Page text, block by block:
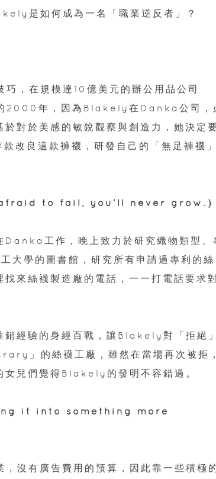
是如何成為一名「職業逆反者」？
，在規模達10億美元的辦公用品公司
2000年，因為Blakely在Danka公司，
對於美感的敏銳觀察與創造力，她決定
改良這款褲襪，研發自己的「無足褲襪
afraid to fail, you’ll never grow.
Danka工作，晚上致力於研究織物類型、
學的圖書館，研究所有申請過專利的絲
來絲襪製造廠的電話，一一打電話要求
銷經驗的身經百戰，讓Blakely對「拒絕
」的絲襪工廠，雖然在當場再次被拒
女兒們覺得Blakely的發明不容錯過。
it into something more
沒有廣告費用的預算，因此靠一些積極